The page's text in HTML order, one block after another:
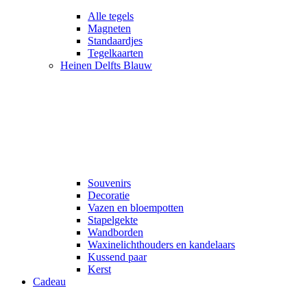
Alle tegels
Magneten
Standaardjes
Tegelkaarten
Heinen Delfts Blauw
Souvenirs
Decoratie
Vazen en bloempotten
Stapelgekte
Wandborden
Waxinelichthouders en kandelaars
Kussend paar
Kerst
Cadeau